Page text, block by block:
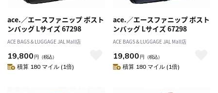
ace.／エースファニップ ボスト
ンバッグ Lサイズ 67298
ACE BAGS＆LUGGAGE JAL Mall店
19,800 円 （税込）
積算 180 マイル (1倍)
ace.／エースファニップ ボスト
ンバッグ Lサイズ 67298
ACE BAGS＆LUGGAGE JAL Mall店
19,800 円 （税込）
積算 180 マイル (1倍)